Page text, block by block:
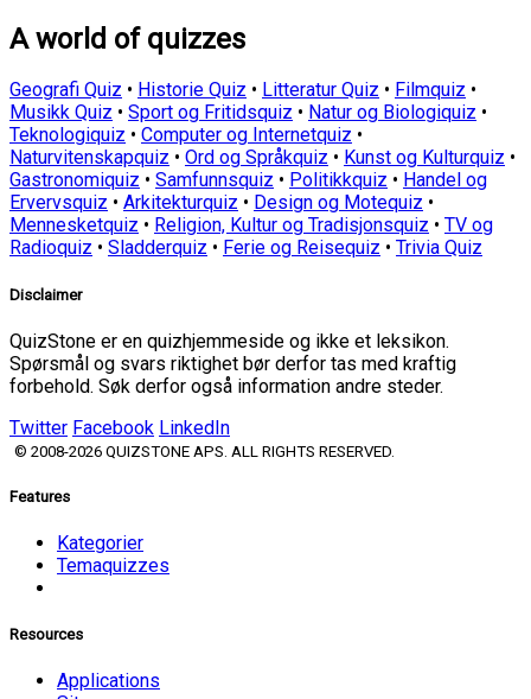
A world of quizzes
Geografi Quiz • Historie Quiz • Litteratur Quiz • Filmquiz •
Musikk Quiz • Sport og Fritidsquiz • Natur og Biologiquiz •
Teknologiquiz • Computer og Internetquiz •
Naturvitenskapquiz • Ord og Språkquiz • Kunst og Kulturquiz •
Gastronomiquiz • Samfunnsquiz • Politikkquiz • Handel og
Ervervsquiz • Arkitekturquiz • Design og Motequiz •
Mennesketquiz • Religion, Kultur og Tradisjonsquiz • TV og
Radioquiz • Sladderquiz • Ferie og Reisequiz • Trivia Quiz
Disclaimer
QuizStone er en quizhjemmeside og ikke et leksikon.
Spørsmål og svars riktighet bør derfor tas med kraftig
forbehold. Søk derfor også information andre steder.
Twitter Facebook LinkedIn
© 2008-2026 QUIZSTONE APS. ALL RIGHTS RESERVED.
Features
Kategorier
Temaquizzes
Resources
Applications